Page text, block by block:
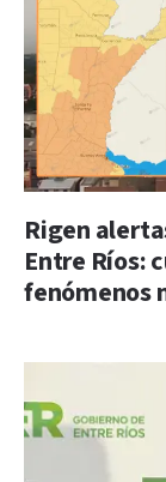
Rigen
Entre Ríos:
fenómenos